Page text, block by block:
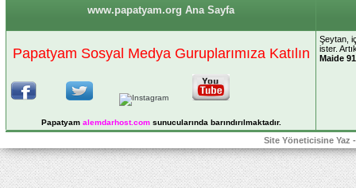
www.papatyam.org Ana Sayfa
Papatyam Sosyal Medya Guruplarımıza Katılın
Papatyam alemdarhost.comsunucularında barındırılmaktadır.
Şeytan,
ister.
Maide 91
Site Yöneticisine Yaz